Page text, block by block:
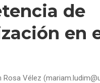
de
en
Vélez